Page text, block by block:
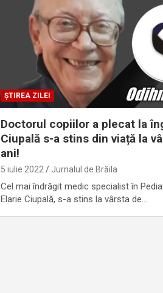
ȘTIREA ZILEI
Doctorul copiilor a plecat la
Ciupală s-a stins din viață la
ani!
5 iulie 2022 Jurnalul de Brăila
Cel mai îndrăgit medic specialist în
Elarie Ciupală, s-a stins la vârsta de…